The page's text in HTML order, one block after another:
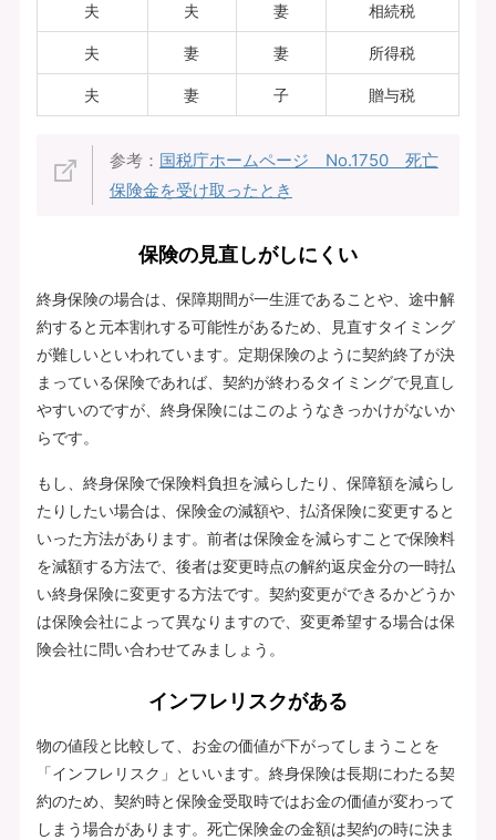
夫 夫 妻 相続税
夫 妻 妻 所得税
夫 妻 子 贈与税
参考： 国税庁ホームページ No.1750 死亡
保険金を受け取ったとき
保険の見直しがしにくい
終身保険の場合は、保障期間が一生涯であることや、途中解
約すると元本割れする可能性があるため、見直すタイミング
が難しいといわれています。定期保険のように契約終了が決
まっている保険であれば、契約が終わるタイミングで見直し
やすいのですが、終身保険にはこのようなきっかけがないか
らです。
もし、終身保険で保険料負担を減らしたり、保障額を減らし
たりしたい場合は、保険金の減額や、払済保険に変更すると
いった方法があります。前者は保険金を減らすことで保険料
を減額する方法で、後者は変更時点の解約返戻金分の一時払
い終身保険に変更する方法です。契約変更ができるかどうか
は保険会社によって異なりますので、変更希望する場合は保
険会社に問い合わせてみましょう。
インフレリスクがある
物の値段と比較して、お金の価値が下がってしまうことを
「インフレリスク」といいます。終身保険は長期にわたる契
約のため、契約時と保険金受取時ではお金の価値が変わって
しまう場合があります。死亡保険金の金額は契約の時に決ま